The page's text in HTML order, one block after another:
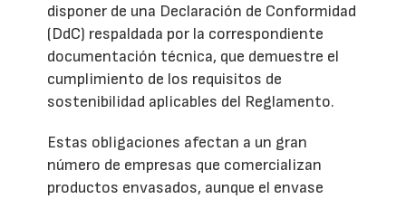
disponer de una Declaración de Conformidad
(DdC) respaldada por la correspondiente
documentación técnica, que demuestre el
cumplimiento de los requisitos de
sostenibilidad aplicables del Reglamento.
Estas obligaciones afectan a un gran
número de empresas que comercializan
productos envasados, aunque el envase